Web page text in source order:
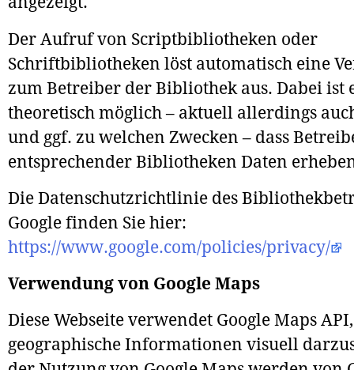
Der Aufruf von Scriptbibliotheken oder
Schriftbibliotheken löst automatisch eine
zum Betreiber der Bibliothek aus. Dabei ist
theoretisch möglich – aktuell allerdings
und ggf. zu welchen Zwecken – dass
entsprechender Bibliotheken Daten
Die Datenschutzrichtlinie des
Google finden Sie hier:
https://www.google.com/policies/privacy/
Verwendung von Google Maps
Diese Webseite verwendet Google Maps
geographische Informationen visuell